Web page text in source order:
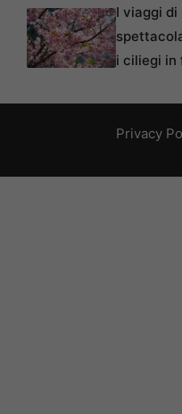
I viaggi di
i ciliegi in
Privacy